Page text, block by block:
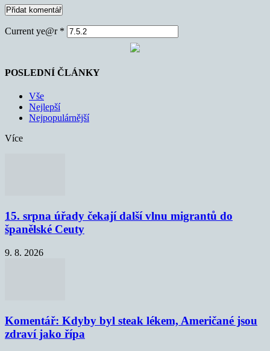
Current ye@r *
POSLEDNÍ ČLÁNKY
Vše
Nejlepší
Nejpopulárnější
Více
15. srpna úřady čekají další vlnu migrantů do
španělské Ceuty
9. 8. 2026
Komentář: Kdyby byl steak lékem, Američané jsou
zdraví jako řípa